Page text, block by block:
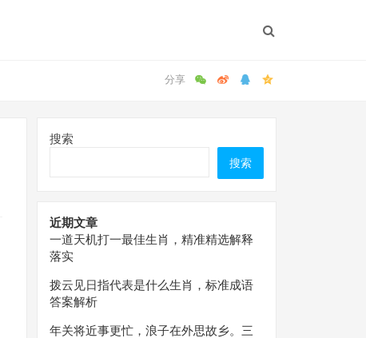
搜索
搜索
近期文章
一道天机打一最佳生肖，精准精选解释
落实
拨云见日指代表是什么生肖，标准成语
答案解析
年关将近事更忙，浪子在外思故乡。三